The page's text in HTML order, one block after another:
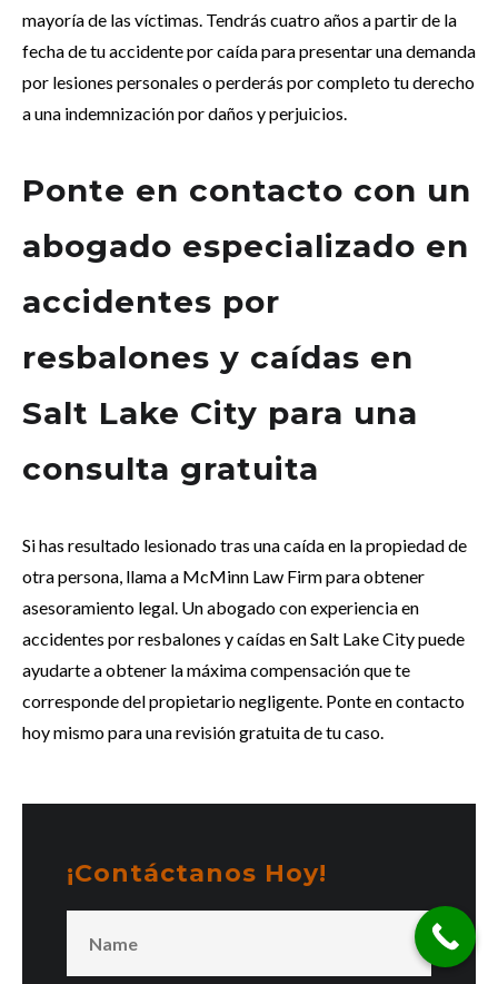
mayoría de las víctimas. Tendrás cuatro años a partir de la
fecha de tu accidente por caída para presentar una demanda
por lesiones personales o perderás por completo tu derecho
a una indemnización por daños y perjuicios.
Ponte en contacto con un
abogado especializado en
accidentes por
resbalones y caídas en
Salt Lake City para una
consulta gratuita
Si has resultado lesionado tras una caída en la propiedad de
otra persona, llama a McMinn Law Firm para obtener
asesoramiento legal. Un abogado con experiencia en
accidentes por resbalones y caídas en Salt Lake City puede
ayudarte a obtener la máxima compensación que te
corresponde del propietario negligente. Ponte en contacto
hoy mismo para una revisión gratuita de tu caso.
¡Contáctanos Hoy!